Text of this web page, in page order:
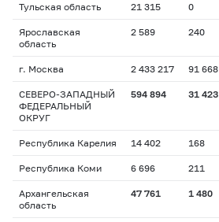
Тульская область 21 315 0
Ярославская
область
2 589 240
г. Москва 2 433 217 91 668
СЕВЕРО-ЗАПАДНЫЙ
ФЕДЕРАЛЬНЫЙ
ОКРУГ
594 894 31 423
Республика Карелия 14 402 168
Республика Коми 6 696 211
Архангельская
область
47 761 1 480